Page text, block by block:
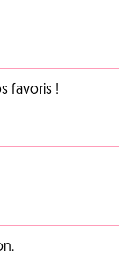
favoris !